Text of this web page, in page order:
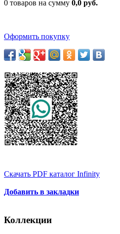
0 товаров на сумму 0,0 руб.
Оформить покупку
Скачать PDF каталог Infinity
Добавить в закладки
Коллекции